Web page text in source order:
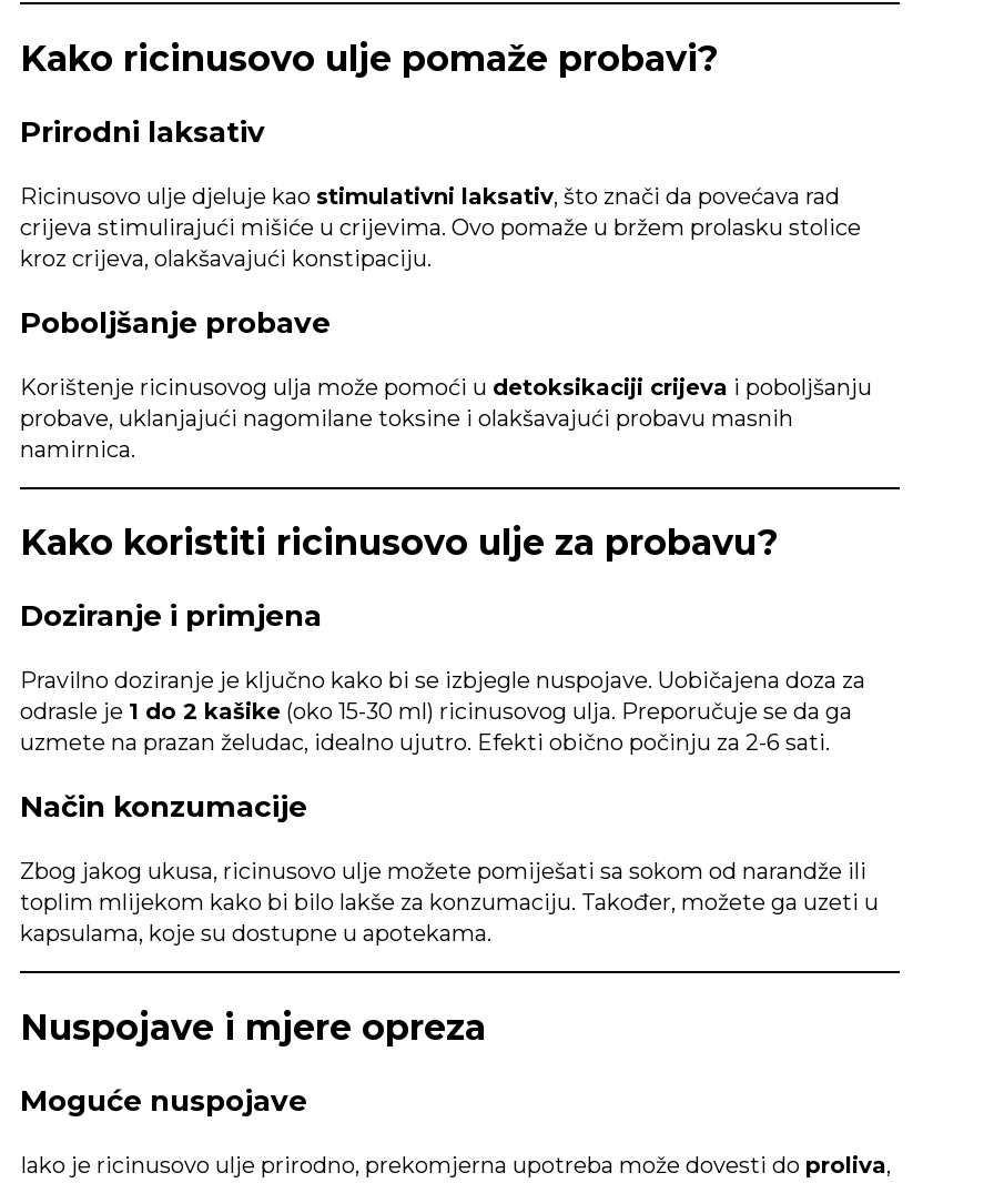
Kako ricinusovo ulje pomaže probavi?
Prirodni laksativ
Ricinusovo ulje djeluje kao stimulativni laksativ, što znači da povećava rad
crijeva stimulirajući mišiće u crijevima. Ovo pomaže u bržem prolasku stolice
kroz crijeva, olakšavajući konstipaciju.
Poboljšanje probave
Korištenje ricinusovog ulja može pomoći u detoksikaciji crijeva i poboljšanju
probave, uklanjajući nagomilane toksine i olakšavajući probavu masnih
namirnica.
Kako koristiti ricinusovo ulje za probavu?
Doziranje i primjena
Pravilno doziranje je ključno kako bi se izbjegle nuspojave. Uobičajena doza za
odrasle je 1 do 2 kašike (oko 15-30 ml) ricinusovog ulja. Preporučuje se da ga
uzmete na prazan želudac, idealno ujutro. Efekti obično počinju za 2-6 sati.
Način konzumacije
Zbog jakog ukusa, ricinusovo ulje možete pomiješati sa sokom od narandže ili
toplim mlijekom kako bi bilo lakše za konzumaciju. Također, možete ga uzeti u
kapsulama, koje su dostupne u apotekama.
Nuspojave i mjere opreza
Moguće nuspojave
Iako je ricinusovo ulje prirodno, prekomjerna upotreba može dovesti do proliva,